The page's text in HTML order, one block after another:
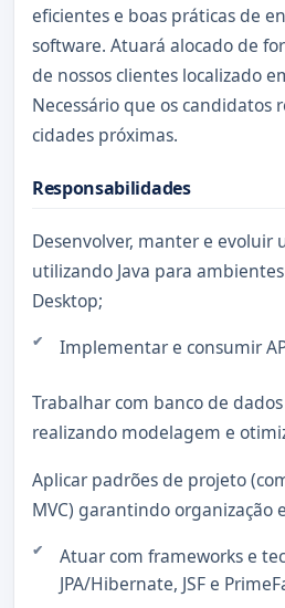
eficientes e boas práticas de
software. Atuará alocado de
de nossos clientes localizado
Necessário que os candidatos
cidades próximas.
Responsabilidades
Desenvolver, manter e evoluir
utilizando Java para
Desktop;
Implementar e consumir
Trabalhar com banco de
realizando modelagem e
Aplicar padrões de projeto
MVC) garantindo organização
Atuar com frameworks e
JPA/Hibernate, JSF e